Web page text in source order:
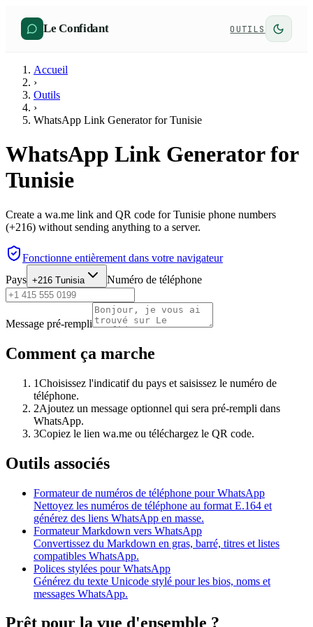
Le Confidant OUTILS
Accueil
›
Outils
›
WhatsApp Link Generator for Tunisie
WhatsApp Link Generator for
Tunisie
Create a wa.me link and QR code for Tunisie phone numbers
(+216) without sending anything to a server.
Fonctionne entièrement dans votre navigateur
Pays +216 Tunisia Numéro de téléphone
Message pré-rempli
Comment ça marche
1Choisissez l'indicatif du pays et saisissez le numéro de
téléphone.
2Ajoutez un message optionnel qui sera pré-rempli dans
WhatsApp.
3Copiez le lien wa.me ou téléchargez le QR code.
Outils associés
Formateur de numéros de téléphone pour WhatsApp
Nettoyez les numéros de téléphone au format E.164 et
générez des liens WhatsApp en masse.
Formateur Markdown vers WhatsApp
Convertissez du Markdown en gras, barré, titres et listes
compatibles WhatsApp.
Polices stylées pour WhatsApp
Générez du texte Unicode stylé pour les bios, noms et
messages WhatsApp.
Prêt pour la vue d'ensemble ?